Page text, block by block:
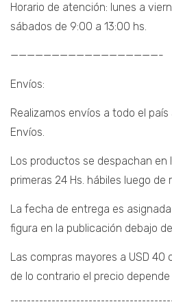
Horario de atención: lunes a
sábados de 9:00 a 13:00 hs.
——————————————————-
Envíos:
Realizamos envíos a todo el
Envíos.
Los productos se despachan en
primeras 24 Hs. hábiles luego de
La fecha de entrega es
figura en la publicación debajo
Las compras mayores a USD
de lo contrario el precio